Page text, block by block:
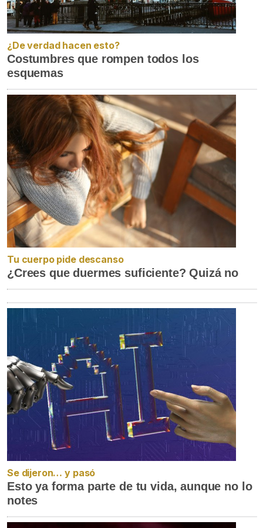
¿De verdad hacen esto?
Costumbres que rompen todos los
esquemas
Tu cuerpo pide descanso
¿Crees que duermes suficiente? Quizá no
Se dijeron… y pasó
Esto ya forma parte de tu vida, aunque no lo
notes